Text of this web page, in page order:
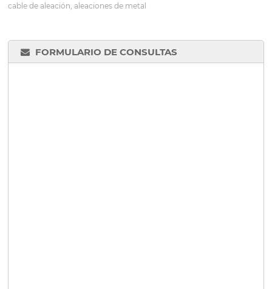
cable de aleación, aleaciones de metal
FORMULARIO DE CONSULTAS